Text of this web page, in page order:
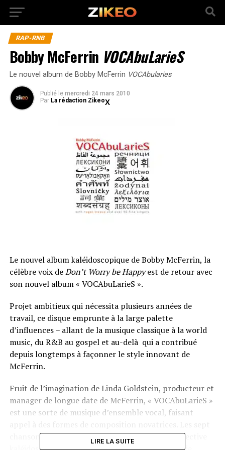
RAP-RNB
Bobby McFerrin VOCAbuLarieS
Le nouvel album de Bobby McFerrin VOCAbularies
Publié le mercredi 24 mars 2010
Par La rédaction Zikeo
Le nouvel album kaléidoscopique de Bobby McFerrin, la
célèbre voix deDon’t Worry be Happyest de retour avec
son nouvel album « VOCAbuLarieS ».
Projet ambitieux qui nécessita plusieurs années de
travail, ce disque emprunte à la large palette
d’influences – allant de la musique classique à la world
music, du R&B au gospel et au-delà qui a contribué
depuis longtemps à façonner le style innovant de
McFerrin.
Fruit de l’imagination de Linda Goldstein, producteur et
manager de longue date de McFerrin, « VOCAbuLarieS »
est une sorte de musique d’ensemble vocal, faisant
chansons de VOCAbuLarieS déploient une perspective
LIRE LA SUITE